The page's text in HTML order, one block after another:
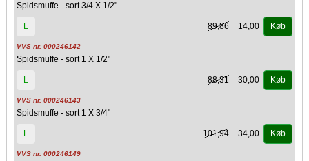
Spidsmuffe - sort 3/4 X 1/2"
L 89,86 14,00 Køb
VVS nr. 000246142
Spidsmuffe - sort 1 X 1/2"
L 88,31 30,00 Køb
VVS nr. 000246143
Spidsmuffe - sort 1 X 3/4"
L 101,94 34,00 Køb
VVS nr. 000246149